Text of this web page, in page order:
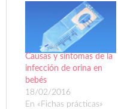
Causas y síntomas de la
infección de orina en
bebés
18/02/2016
En «Fichas prácticas»